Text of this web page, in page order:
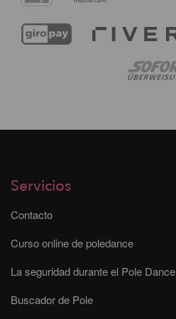
Servicios
Contacto
Curso online de poledance
La seguridad durante el Pole Dance
Buscador de Pole